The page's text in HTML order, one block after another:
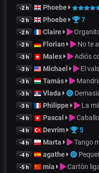
-2 h Phoebe
-2 h Phoebe 7
-2 h Claire
-2 h Florian No te
-3 h Malex Adiós
-3 h Michael El
-3 h Tamás
-3 h Vlada
-3 h Philippe La
-4 h Pascal
-4 h Devrim 5
-4 h Marta Tango
-4 h agathe
-5 h mia Cartón